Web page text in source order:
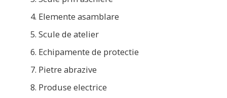
Elemente asamblare
Scule de atelier
Echipamente de protectie
Pietre abrazive
Produse electrice